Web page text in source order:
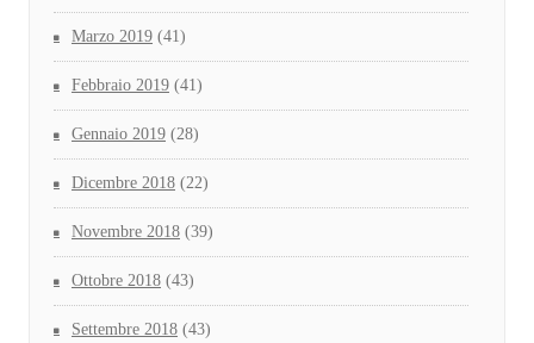
Marzo 2019 (41)
Febbraio 2019 (41)
Gennaio 2019 (28)
Dicembre 2018 (22)
Novembre 2018 (39)
Ottobre 2018 (43)
Settembre 2018 (43)